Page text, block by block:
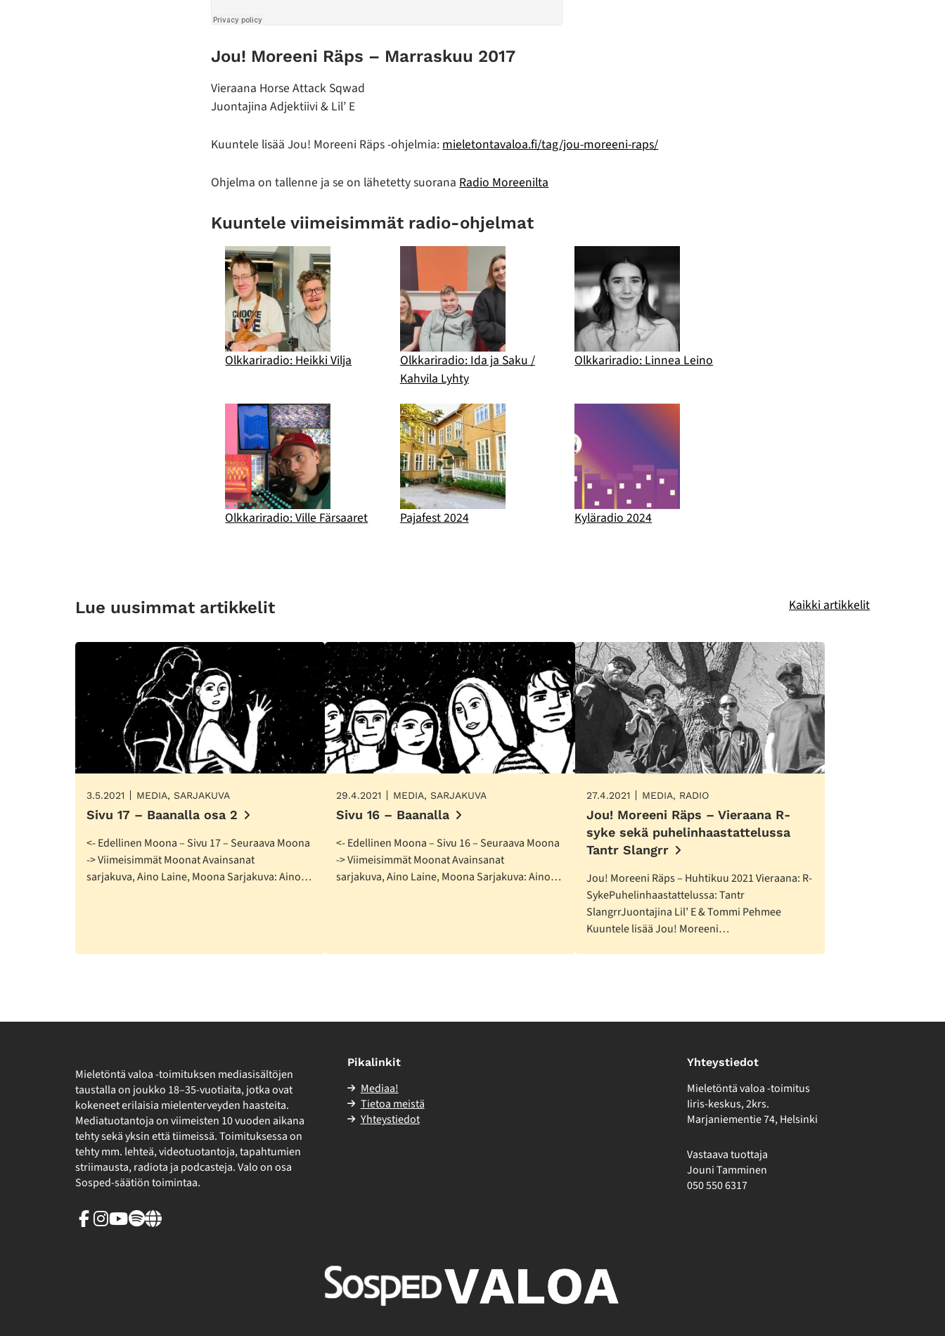
Jou! Moreeni Räps – Marraskuu 2017
Vieraana Horse Attack Sqwad
Juontajina Adjektiivi & Lil’ E
Kuuntele lisää Jou! Moreeni Räps -ohjelmia:mieletontavaloa.fi/tag/jou-moreeni-raps/
Ohjelma on tallenne ja se on lähetetty suoranaRadio Moreenilta
Kuuntele viimeisimmät radio-ohjelmat
Olkkariradio: Heikki Vilja
Olkkariradio: Ida ja Saku /
Kahvila Lyhty
Olkkariradio: Linnea Leino
Olkkariradio: Ville Färsaaret Pajafest 2024 Kyläradio 2024
Lue uusimmat artikkelit Kaikki artikkelit
3.5.2021 MEDIA, SARJAKUVA
Sivu 17 – Baanalla osa 2
<- Edellinen Moona – Sivu 17 – Seuraava Moona
-> Viimeisimmät Moonat Avainsanat
sarjakuva, Aino Laine, Moona Sarjakuva: Aino…
29.4.2021 MEDIA, SARJAKUVA
Sivu 16 – Baanalla
<- Edellinen Moona – Sivu 16 – Seuraava Moona
-> Viimeisimmät Moonat Avainsanat
sarjakuva, Aino Laine, Moona Sarjakuva: Aino…
27.4.2021 MEDIA, RADIO
Jou! Moreeni Räps – Vieraana R-
syke sekä puhelinhaastattelussa
Tantr Slangrr
Jou! Moreeni Räps – Huhtikuu 2021 Vieraana: R-
SykePuhelinhaastattelussa: Tantr
SlangrrJuontajina Lil’ E & Tommi Pehmee
Kuuntele lisää Jou! Moreeni…
Mieletöntä valoa -toimituksen mediasisältöjen
taustalla on joukko 18–35-vuotiaita, jotka ovat
kokeneet erilaisia mielenterveyden haasteita.
Mediatuotantoja on viimeisten 10 vuoden aikana
tehty sekä yksin että tiimeissä. Toimituksessa on
tehty mm. lehteä, videotuotantoja, tapahtumien
striimausta, radiota ja podcasteja. Valo on osa
Sosped-säätiön toimintaa.
Facebook
Instagram
Youtube
SpotifyLinkki
Pikalinkit
Mediaa!
Tietoa meistä
Yhteystiedot
Yhteystiedot
Mieletöntä valoa -toimitus
Iiris-keskus, 2krs.
Marjaniementie 74, Helsinki
Vastaava tuottaja
Jouni Tamminen
050 550 6317